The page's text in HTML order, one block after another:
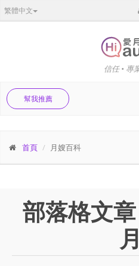
繁體中文
信任 • 專
幫我推薦
首頁 月嫂百科
部落格文